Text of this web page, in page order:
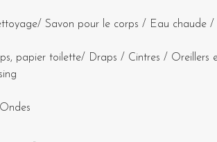
/ Savon pour le corps / Eau chaude /
papier toilette/ Draps / Cintres / Oreillers